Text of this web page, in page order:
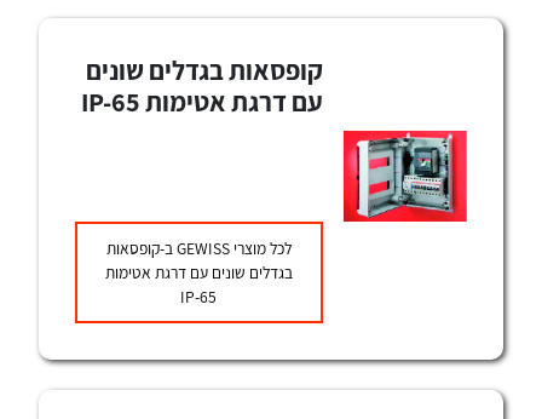
לכל מוצרי היצרן
קופסאות בגדלים שונים
עם דרגת אטימות IP-65
לכל מוצריGEWISSב-קופסאות
בגדלים שונים עם דרגת אטימות
IP-65